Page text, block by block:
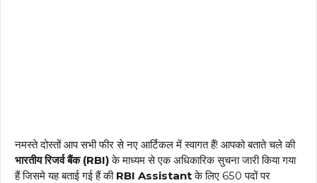
नमस्ते दोस्तों आप सभी फीर से नए आर्टिकल में स्वागत हैं! आपको बताते चले की
भारतीय रिजर्व बैंक (RBI)के माध्यम से एक अधिकारिक सुचना जारी किया गया
हैं जिसमे यह बताई गई हैं कीRBI Assistantके लिए 650 पदों पर